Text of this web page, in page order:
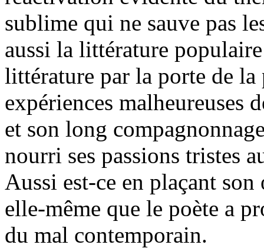
sublime qui ne sauve pas
aussi la littérature
littérature par la porte de
expériences malheureuses
et son long
nourri ses passions tristes
Aussi est-ce en plaçant
elle-même que le poète a
du mal contemporain.